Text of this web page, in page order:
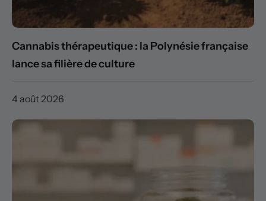
Cannabis thérapeutique : la Polynésie française
lance sa filière de culture
4 août 2026